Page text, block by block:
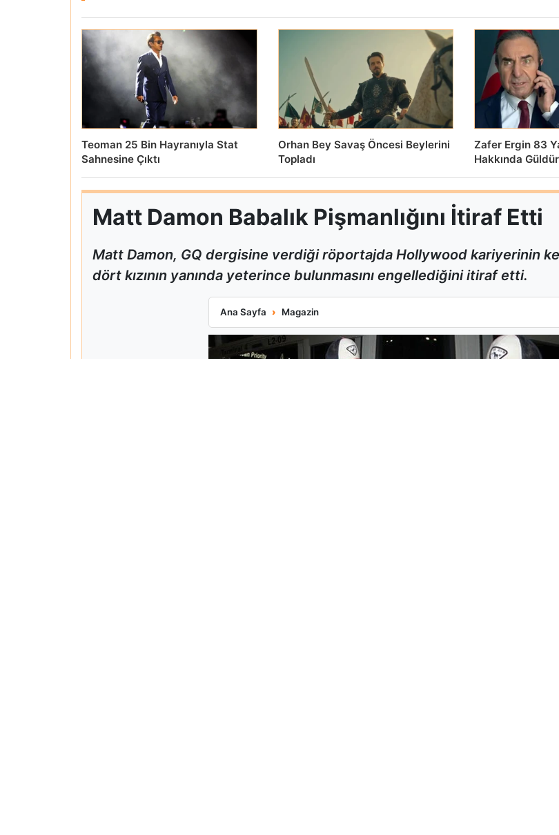
Teoman 25 Bin Hayranıyla Stat
Sahnesine Çıktı
Orhan Bey Savaş Öncesi Beylerini
Topladı
Zafer Ergin 83
Hakkında
Matt Damon Babalık Pişmanlığını İtiraf Etti
Matt Damon, GQ dergisine verdiği röportajda Hollywood kariyerinin
dört kızının yanında yeterince bulunmasını engellediğini itiraf etti.
Ana Sayfa Magazin
Matt Damon Babalık Pişmanlığını İtiraf Etti